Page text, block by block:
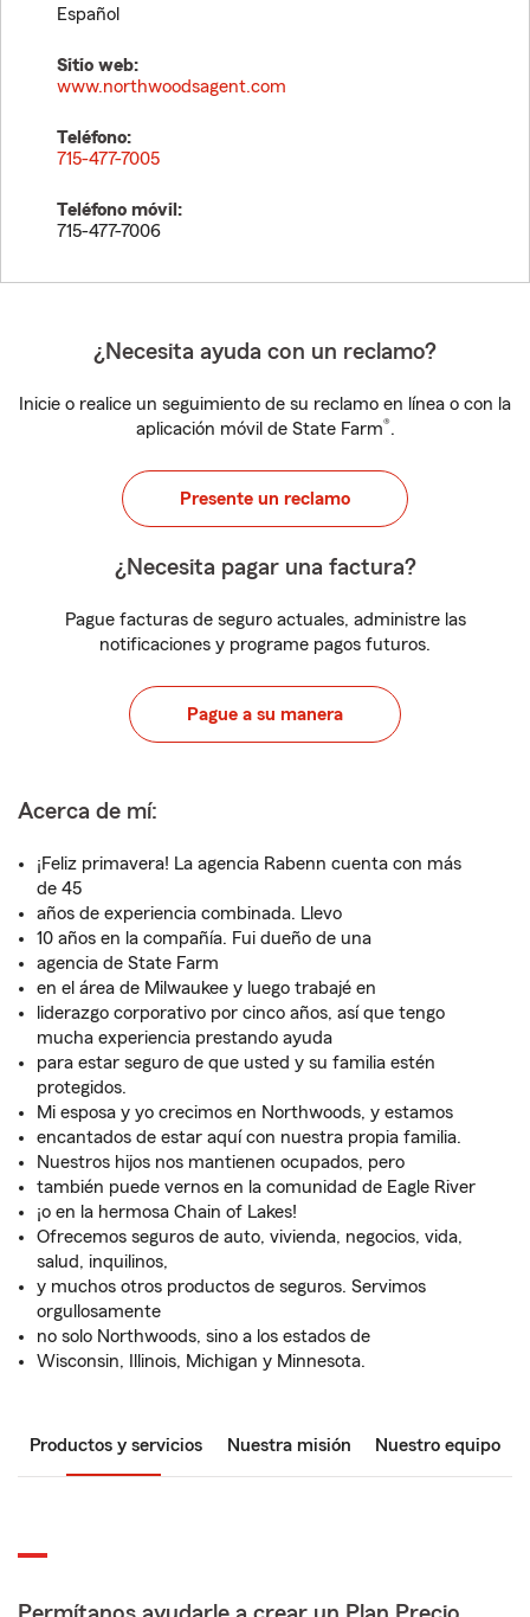
Español
Sitio web:
www.northwoodsagent.com
Teléfono:
715-477-7005
Teléfono móvil:
715-477-7006
¿Necesita ayuda con un reclamo?
Inicie o realice un seguimiento de su reclamo en línea o con la
aplicación móvil de State Farm®.
Presente un reclamo
¿Necesita pagar una factura?
Pague facturas de seguro actuales, administre las
notificaciones y programe pagos futuros.
Pague a su manera
Acerca de mí:
¡Feliz primavera! La agencia Rabenn cuenta con más
de 45
años de experiencia combinada. Llevo
10 años en la compañía. Fui dueño de una
agencia de State Farm
en el área de Milwaukee y luego trabajé en
liderazgo corporativo por cinco años, así que tengo
mucha experiencia prestando ayuda
para estar seguro de que usted y su familia estén
protegidos.
Mi esposa y yo crecimos en Northwoods, y estamos
encantados de estar aquí con nuestra propia familia.
Nuestros hijos nos mantienen ocupados, pero
también puede vernos en la comunidad de Eagle River
¡o en la hermosa Chain of Lakes!
Ofrecemos seguros de auto, vivienda, negocios, vida,
salud, inquilinos,
y muchos otros productos de seguros. Servimos
orgullosamente
no solo Northwoods, sino a los estados de
Wisconsin, Illinois, Michigan y Minnesota.
Productos y servicios Nuestra misión Nuestro equipo